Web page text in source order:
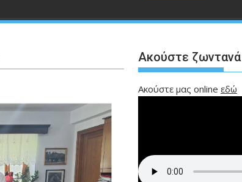
Ακούστε ζωντανά
Ακούστε μας online εδώ